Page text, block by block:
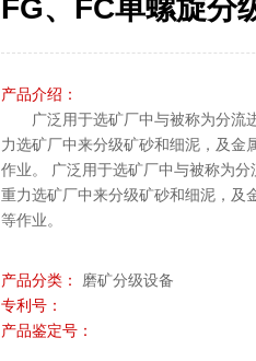
FG、FC单螺旋分
产品介绍：
广泛用于选矿厂中与被称为分流
力选矿厂中来分级矿砂和细泥，及金
作业。 广泛用于选矿厂中与被称为
重力选矿厂中来分级矿砂和细泥，及
等作业。
产品分类：
磨矿分级设备
专利号：
产品鉴定号：